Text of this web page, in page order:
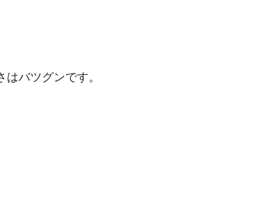
バツグンです。